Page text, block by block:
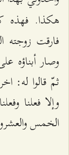
هكذا. فهذه
فارقت زوجته
وصار أبناؤه
ثمّ قالوا له:
وإلا فعلنا
الخمس